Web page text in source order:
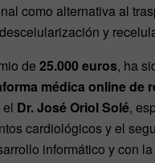
como alternativa al
y
de 25.000 euros, ha
médica online
Dr. José Oriol Solé,
cardiológicos y el
informático y con